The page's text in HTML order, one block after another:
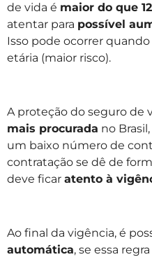
de vida é maior do que
atentar para possível
Isso pode ocorrer
etária (maior risco).
A proteção do seguro de
mais procurada no
um baixo número de
contratação se dê de
deve ficar atento à
Ao final da vigência, é
automática, se essa